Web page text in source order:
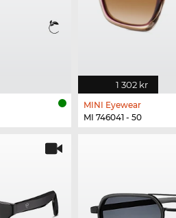
1 302 kr
MINI Eyewear
MI 746041 - 50